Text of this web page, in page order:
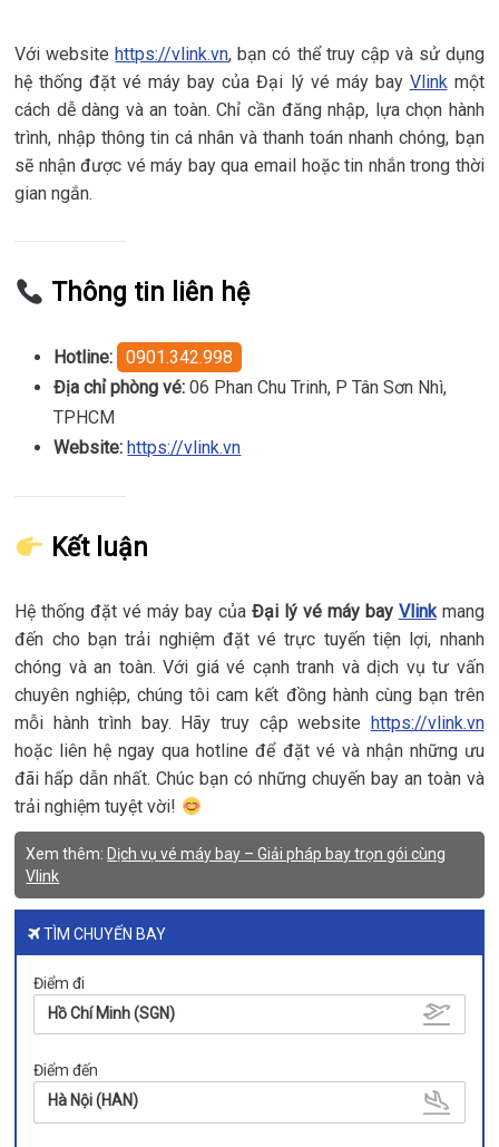
Với website https://vlink.vn, bạn có thể truy cập và sử dụng
hệ thống đặt vé máy bay của Đại lý vé máy bay Vlinkmột
cách dễ dàng và an toàn. Chỉ cần đăng nhập, lựa chọn hành
trình, nhập thông tin cá nhân và thanh toán nhanh chóng, bạn
sẽ nhận được vé máy bay qua email hoặc tin nhắn trong thời
gian ngắn.
Thông tin liên hệ
Hotline:
0901.342.998
Địa chỉ phòng vé: 06 Phan Chu Trinh, P Tân Sơn Nhì,
TPHCM
Website: https://vlink.vn
Kết luận
Hệ thống đặt vé máy bay của Đại lý vé máy bay Vlinkmang
đến cho bạn trải nghiệm đặt vé trực tuyến tiện lợi, nhanh
chóng và an toàn. Với giá vé cạnh tranh và dịch vụ tư vấn
chuyên nghiệp, chúng tôi cam kết đồng hành cùng bạn trên
mỗi hành trình bay. Hãy truy cập website
https://vlink.vn
hoặc liên hệ ngay qua hotline để đặt vé và nhận những ưu
đãi hấp dẫn nhất. Chúc bạn có những chuyến bay an toàn và
trải nghiệm tuyệt vời!
Xem thêm: Dịch vụ vé máy bay – Giải pháp bay trọn gói cùng
Vlink
TÌM CHUYẾN BAY
Điểm đi
Hồ Chí Minh (SGN)
Điểm đến
Hà Nội (HAN)